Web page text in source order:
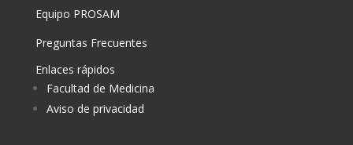
Equipo PROSAM
Preguntas Frecuentes
Enlaces rápidos
Facultad de Medicina
Aviso de privacidad